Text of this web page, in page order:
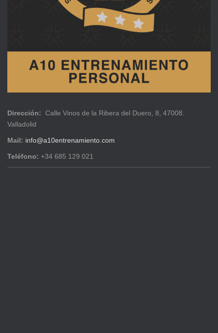
Dirección: Calle Vinos de la Ribera del Duero, 8, 47008.
Valladolid
Mail: info@a10entrenamiento.com
Teléfono: +34 685 129 021